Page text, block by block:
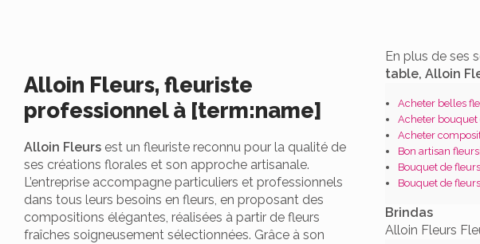
Alloin Fleurs, fleuriste
professionnel à [term:name]
Alloin Fleurs est un fleuriste reconnu pour la qualité de
ses créations florales et son approche artisanale.
L’entreprise accompagne particuliers et professionnels
dans tous leurs besoins en fleurs, en proposant des
compositions élégantes, réalisées à partir de fleurs
fraîches soigneusement sélectionnées. Grâce à son
En plus de ses
table, Alloin
Acheter belles
Acheter bouquet
Acheter
Bon artisan
Bouquet de
Bouquet de
Brindas
Alloin Fleurs